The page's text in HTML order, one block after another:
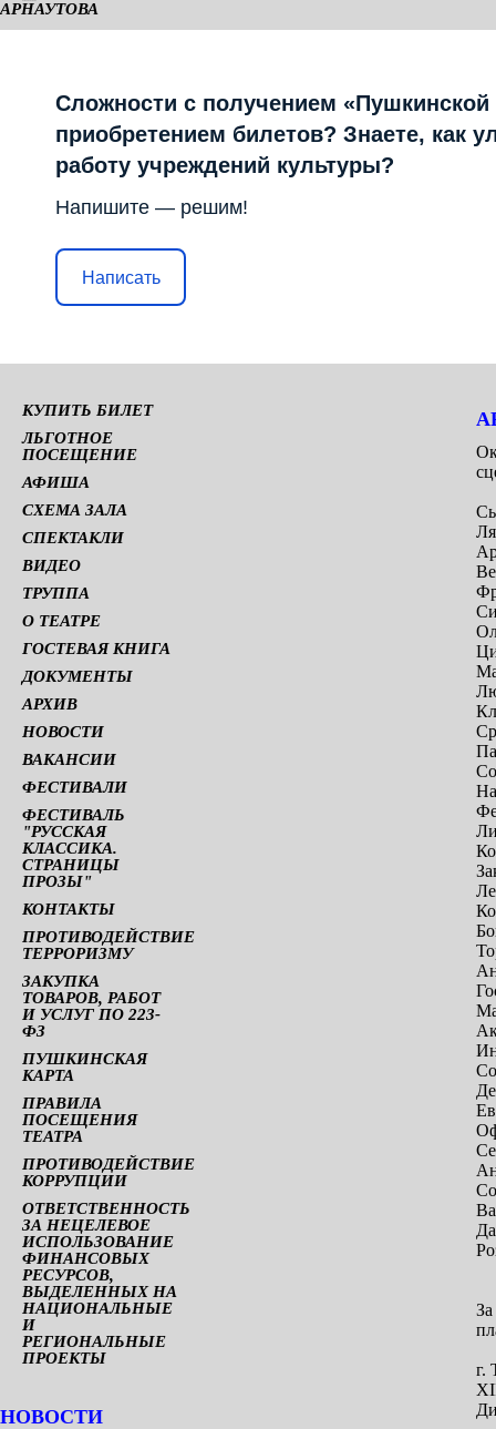
АРНАУТОВА
Сложности с получением «Пушкинской
приобретением билетов? Знаете, как
работу учреждений культуры?
Напишите — решим!
Написать
КУПИТЬ БИЛЕТ
ЛЬГОТНОЕ
ПОСЕЩЕНИЕ
АФИША
СХЕМА ЗАЛА
СПЕКТАКЛИ
ВИДЕО
ТРУППА
О ТЕАТРЕ
ГОСТЕВАЯ КНИГА
ДОКУМЕНТЫ
АРХИВ
НОВОСТИ
ВАКАНСИИ
ФЕСТИВАЛИ
ФЕСТИВАЛЬ
"РУССКАЯ
КЛАССИКА.
СТРАНИЦЫ
ПРОЗЫ"
КОНТАКТЫ
ПРОТИВОДЕЙСТВИЕ
ТЕРРОРИЗМУ
ЗАКУПКА
ТОВАРОВ, РАБОТ
И УСЛУГ ПО 223-
ФЗ
ПУШКИНСКАЯ
КАРТА
ПРАВИЛА
ПОСЕЩЕНИЯ
ТЕАТРА
ПРОТИВОДЕЙСТВИЕ
КОРРУПЦИИ
ОТВЕТСТВЕННОСТЬ
ЗА НЕЦЕЛЕВОЕ
ИСПОЛЬЗОВАНИЕ
ФИНАНСОВЫХ
РЕСУРСОВ,
ВЫДЕЛЕННЫХ НА
НАЦИОНАЛЬНЫЕ
И
РЕГИОНАЛЬНЫЕ
ПРОЕКТЫ
НОВОСТИ
г.